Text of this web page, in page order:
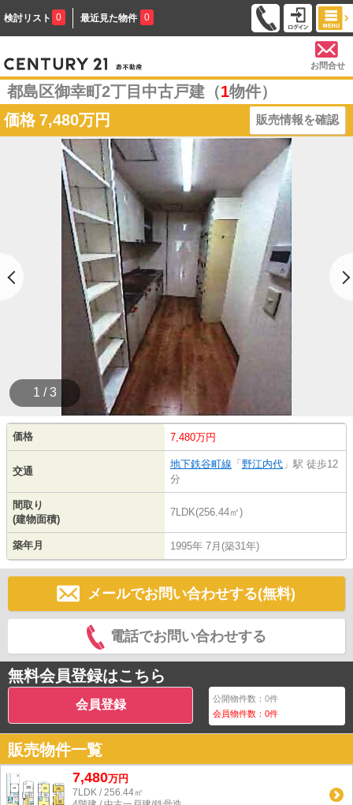
検討リスト 0 最近見た物件 0
お問合せ
都島区御幸町2丁目中古戸建（1物件）
価格 7,480万円 販売情報を確認
1 / 3
価格 7,480万円
交通
地下鉄谷町線 「 野江内代 」駅 徒歩12
分
間取り
(建物面積)
7LDK(256.44㎡)
築年月 1995年 7月(築31年)
メールでお問い合わせする(無料)
電話でお問い合わせする
無料会員登録はこちら
会員登録 公開物件数：0件
会員物件数：0件
販売物件一覧
7,480万円
7LDK / 256.44㎡